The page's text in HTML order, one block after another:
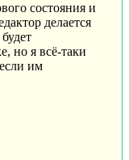
состояния и
делается
но я всё-таки
им